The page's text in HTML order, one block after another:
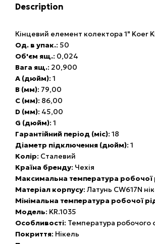
Description
Кінцевий елемент колектора 1" Koer
Од. в упак.: 50
Об'єм ящ.: 0,024
Вага ящ.: 20,900
A (дюйм): 1
B (мм): 79,00
C (мм): 86,00
D (мм): 45,00
G (дюйм): 1
Гарантійний період (міс): 18
Діаметр підключення (дюйм): 1
Колір: Сталевий
Країна бренду: Чехія
Максимальна температура робочої
Матеріал корпусу: Латунь CW617N
Мінімальна температура робочої
Модель: KR.1035
Особливості: Температура робочого
Покриття: Нікель